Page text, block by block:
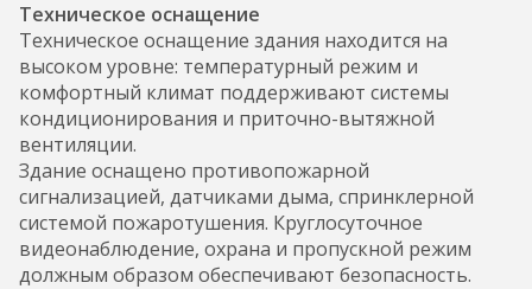
Техническое оснащение
Техническое оснащение здания находится на
высоком уровне: температурный режим и
комфортный климат поддерживают системы
кондиционирования и приточно-вытяжной
вентиляции.
Здание оснащено противопожарной
сигнализацией, датчиками дыма, спринклерной
системой пожаротушения. Круглосуточное
видеонаблюдение, охрана и пропускной режим
должным образом обеспечивают безопасность.